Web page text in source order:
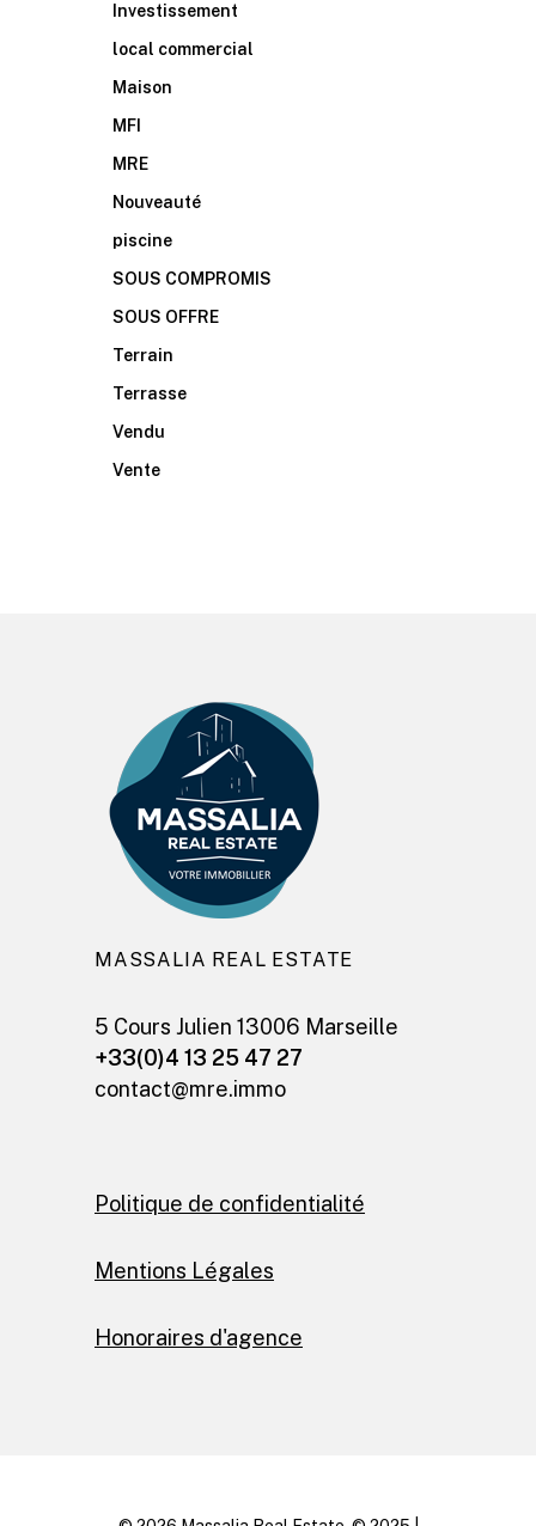
Investissement
local commercial
Maison
MFI
MRE
Nouveauté
piscine
SOUS COMPROMIS
SOUS OFFRE
Terrain
Terrasse
Vendu
Vente
MASSALIA REAL ESTATE
5 Cours Julien 13006 Marseille
+33(0)4 13 25 47 27
contact@mre.immo
Politique de confidentialité
Mentions Légales
Honoraires d'agence